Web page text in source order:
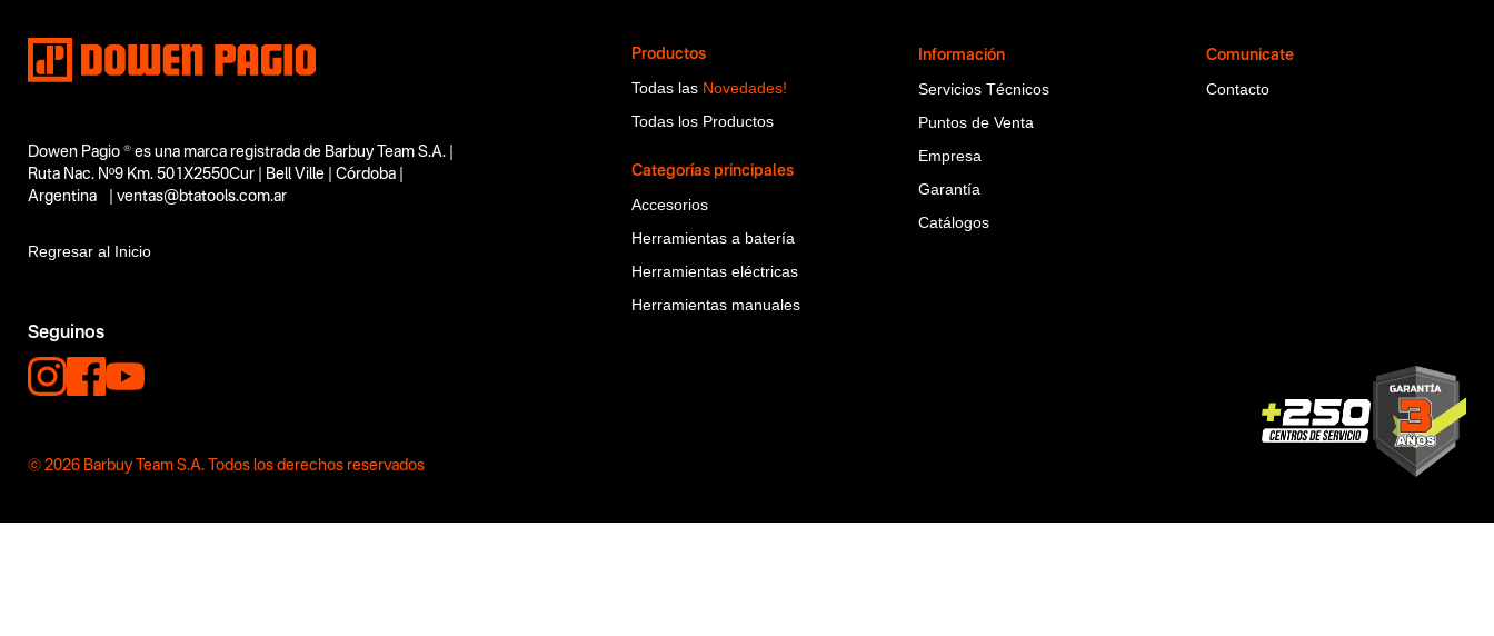
Dowen Pagio ® es una marca registrada de Barbuy Team S.A. |
Ruta Nac. Nº9 Km. 501X2550Cur | Bell Ville | Córdoba |
Argentina | ventas@btatools.com.ar
Regresar al Inicio
Seguinos
© 2026 Barbuy Team S.A. Todos los derechos reservados
Productos
Todas las Novedades!
Todas los Productos
Categorías principales
Accesorios
Herramientas a batería
Herramientas eléctricas
Herramientas manuales
Información
Servicios Técnicos
Puntos de Venta
Empresa
Garantía
Catálogos
Comunicate
Contacto